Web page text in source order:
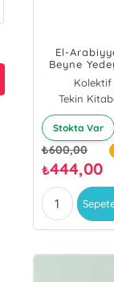
El-
Beyne
(1.CiltKolektif
Tekin
Stokta Var
₺600,00
₺444,00